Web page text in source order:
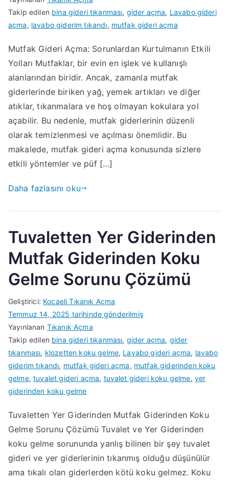
Takip edilen bina gideri tıkanması, gider açma, Lavabo gideri
açma, lavabo giderim tıkandı, mutfak gideri açma
Mutfak Gideri Açma: Sorunlardan Kurtulmanın Etkili
Yolları Mutfaklar, bir evin en işlek ve kullanışlı
alanlarından biridir. Ancak, zamanla mutfak
giderlerinde biriken yağ, yemek artıkları ve diğer
atıklar, tıkanmalara ve hoş olmayan kokulara yol
açabilir. Bu nedenle, mutfak giderlerinin düzenli
olarak temizlenmesi ve açılması önemlidir. Bu
makalede, mutfak gideri açma konusunda sizlere
etkili yöntemler ve püf […]
Daha fazlasını oku
Tuvaletten Yer Giderinden
Mutfak Giderinden Koku
Gelme Sorunu Çözümü
Geliştirici: Kocaeli Tıkanık Açma
Temmuz 14, 2025 tarihinde gönderilmiş
Yayınlanan Tıkanık Açma
Takip edilen bina gideri tıkanması, gider açma, gider
tıkanması, klozetten koku gelme, Lavabo gideri açma, lavabo
giderim tıkandı, mutfak gideri açma, mutfak giderinden koku
gelme,tuvalet gideri açma, tuvalet gideri koku gelme, yer
giderinden koku gelme
Tuvaletten Yer Giderinden Mutfak Giderinden Koku
Gelme Sorunu Çözümü Tuvalet ve Yer Giderinden
koku gelme sorununda yanlış bilinen bir şey tuvalet
gideri ve yer giderlerinin tıkanmış olduğu düşünülür
ama tıkalı olan giderlerden kötü koku gelmez. Koku